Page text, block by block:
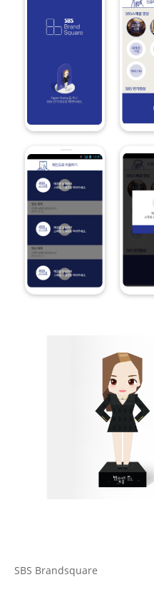
SBS Brandsquare